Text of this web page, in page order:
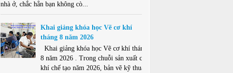
nhà ở, chắc hẳn bạn không cò...
Khai giảng khóa học Vẽ cơ khí
tháng 8 năm 2026
Khai giảng khóa học Vẽ cơ khí tháng
8 năm 2026 . Trong chuỗi sản xuất cơ
khí chế tạo năm 2026, bản vẽ kỹ thuật